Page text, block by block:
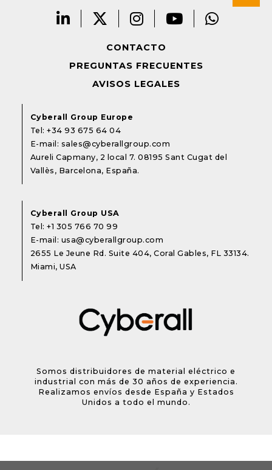
CONTACTO
PREGUNTAS FRECUENTES
AVISOS LEGALES
Cyberall Group Europe
Tel:+34 93 675 64 04
E-mail: sales@cyberallgroup.com
Aureli Capmany, 2 local 7. 08195 Sant Cugat del
Vallès, Barcelona, España.
Cyberall Group USA
Tel:+1 305 766 70 99
E-mail: usa@cyberallgroup.com
2655 Le Jeune Rd. Suite 404, Coral Gables, FL 33134.
Miami, USA
Somos distribuidores de material eléctrico e
industrial con más de 30 años de experiencia.
Realizamos envíos desde España y Estados
Unidos a todo el mundo.